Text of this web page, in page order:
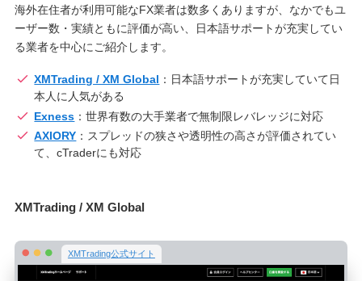
海外在住者が利用可能なFX業者は数多くありますが、なかでもユ
ーザー数・実績ともに評価が高い、日本語サポートが充実してい
る業者を中心にご紹介します。
XMTrading / XM Global ：日本語サポートが充実していて日
本人に人気がある
Exness ：世界有数の大手業者で無制限レバレッジに対応
AXIORY ：スプレッドの狭さや透明性の高さが評価されてい
て、cTraderにも対応
XMTrading / XM Global
XMTrading公式サイト